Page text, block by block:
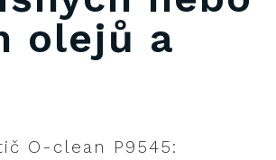
olejů a
O-clean P9545: